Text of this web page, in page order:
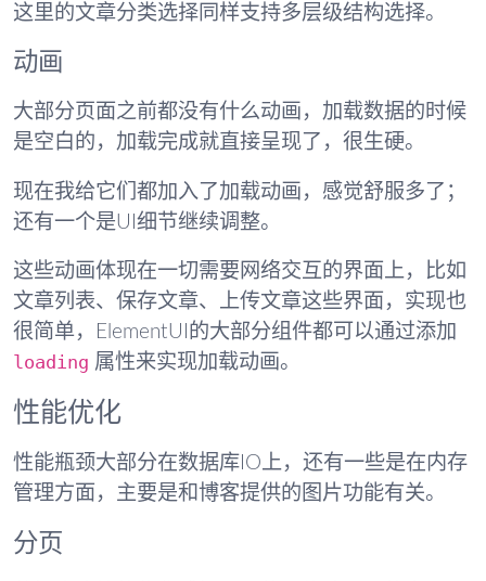
这里的文章分类选择同样支持多层级结构选择。
动画
大部分页面之前都没有什么动画，加载数据的时候
是空白的，加载完成就直接呈现了，很生硬。
现在我给它们都加入了加载动画，感觉舒服多了；
还有一个是UI细节继续调整。
这些动画体现在一切需要网络交互的界面上，比如
文章列表、保存文章、上传文章这些界面，实现也
很简单，ElementUI的大部分组件都可以通过添加
loading 属性来实现加载动画。
性能优化
性能瓶颈大部分在数据库IO上，还有一些是在内存
管理方面，主要是和博客提供的图片功能有关。
分页